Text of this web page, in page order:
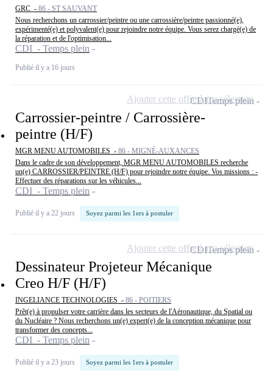
GRC - 86 - ST SAUVANT
Nous recherchons un carrossier/peintre ou une carrossière/peintre passionné(e),
expérimenté(e) et polyvalent(e) pour rejoindre notre équipe. Vous serez chargé(e) de
la réparation et de l'optimisation...
CDI - Temps plein
Publié il y a 16 jours
Carrossier-peintre / Carrossière-
peintre (H/F)
MGR MENU AUTOMOBILES - 86 - MIGNÉ-AUXANCES
Dans le cadre de son développement, MGR MENU AUTOMOBILES recherche
un(e) CARROSSIER/PEINTRE (H/F) pour rejoindre notre équipe. Vos missions : -
Effectuer des réparations sur les véhicules...
CDI - Temps plein
Publié il y a 22 jours Soyez parmi les 1ers à postuler
CDITemps plein
Ajouter cette offre à ma sélection
Dessinateur Projeteur Mécanique
Creo H/F (H/F)
INGELIANCE TECHNOLOGIES - 86 - POITIERS
Prêt(e) à propulser votre carrière dans les secteurs de l'Aéronautique, du Spatial ou
du Nucléaire ? Nous recherchons un(e) expert(e) de la conception mécanique pour
transformer des concepts...
CDI - Temps plein
Publié il y a 23 jours Soyez parmi les 1ers à postuler
CDITemps plein
Ajouter cette offre à ma sélection